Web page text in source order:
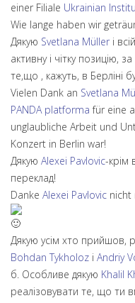
einer Filiale Ukrainian
Wie lange haben wir
Дякую Svetlana Müller і
активну і чітку позицію,
те,що , кажуть, в Берліні
Vielen Dank an Svetlana
PANDA platforma für eine
unglaubliche Arbeit und
Konzert in Berlin war!
Дякую Alexei Pavlovic-крім
переклад!
Danke Alexei Pavlovic nicht
Дякую усім хто прийшов,
Bohdan Tykholoz i Andriy
б. Особливе дякую Khalil
реалізовувати те, що ти